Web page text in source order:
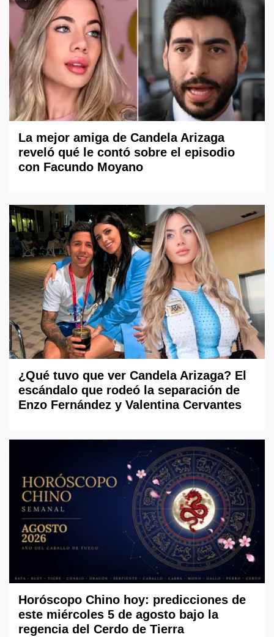
La mejor amiga de Candela Arizaga
reveló qué le contó sobre el episodio
con Facundo Moyano
¿Qué tuvo que ver Candela Arizaga? El
escándalo que rodeó la separación de
Enzo Fernández y Valentina Cervantes
Horóscopo Chino hoy: predicciones de
este miércoles 5 de agosto bajo la
regencia del Cerdo de Tierra